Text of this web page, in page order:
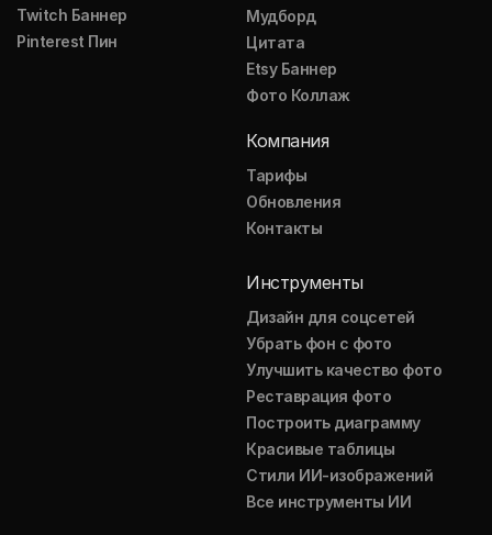
Twitch Баннер
Pinterest Пин
Мудборд
Цитата
Etsy Баннер
Фото Коллаж
Компания
Тарифы
Обновления
Контакты
Инструменты
Дизайн для соцсетей
Убрать фон с фото
Улучшить качество фото
Реставрация фото
Построить диаграмму
Красивые таблицы
Стили ИИ-изображений
Все инструменты ИИ